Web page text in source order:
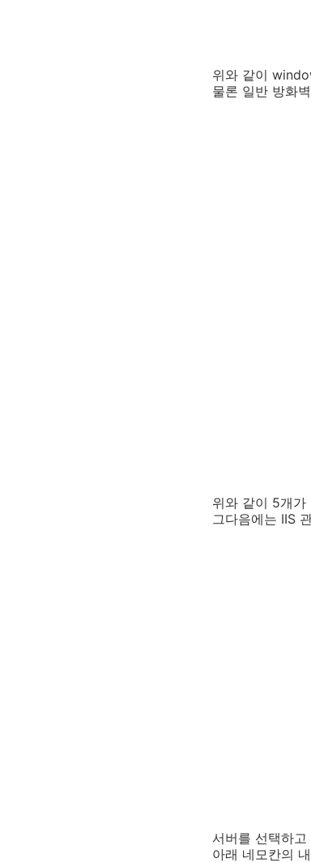
위와 같이
물론 일반 방화
위와 같이 5개가
그다음에는 IIS
서버를 선택하
아래 네모칸의